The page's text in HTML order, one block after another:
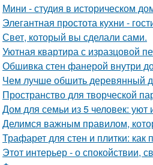
Мини - студия в историческом
Элегантная простота кухни -
Свет, который вы сделали сами.
Уютная квартира с изразцовой
Обшивка стен фанерой внутри
Чем лучше обшить деревянный
Пространство для творческой
Дом для семьи из 5 человек: уют
Делимся важным правилом,
Трафарет для стен и плитки: как
Этот интерьер - о спокойствии,